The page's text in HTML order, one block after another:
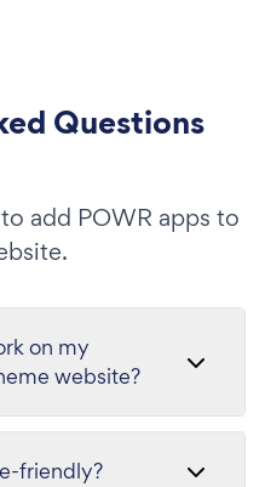
Questions
add POWR apps to
on my
website?
friendly?